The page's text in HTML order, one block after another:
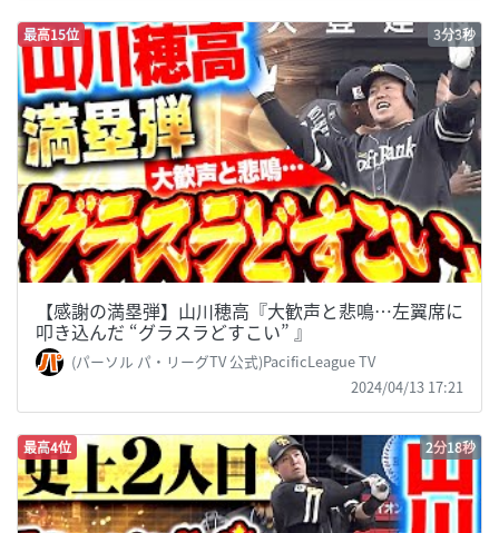
最高15位 3分3秒
【感謝の満塁弾】山川穂高『大歓声と悲鳴…左翼席に
叩き込んだ “グラスラどすこい” 』
(パーソル パ・リーグTV 公式)PacificLeague TV
2024/04/13 17:21
最高4位 2分18秒